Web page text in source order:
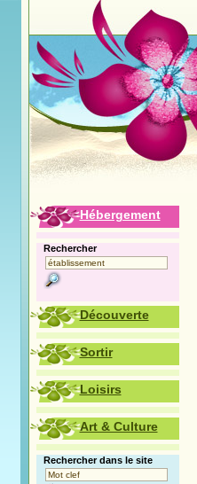
Hébergement
Rechercher
Découverte
Sortir
Loisirs
Art & Culture
Rechercher dans le site